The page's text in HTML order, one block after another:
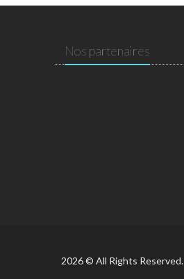
Nos partenaires
2026 © All Rights Reserved.